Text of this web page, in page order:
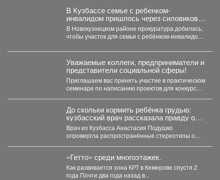
В Кузбассе семье с ребенком-
инвалидом пришлось через силовиков
просить воду в дом
В Новокузнецком районе прокуратура добилась,
чтобы участок для семьи с ребёнком-инвалидом
Уважаемые коллеги, предприниматели и
представители социальной сферы!
Приглашаем вас принять участие в практическом
семинаре по написанию проектов для конкурсов
До скольки кормить ребёнка грудью:
кузбасский врач рассказала правду о
лактации
Врач из Кузбасса Анастасия Подушко
опровергла распространённые стереотипы о
«Гетто» среди многоэтажек.
Как развивается зона КРТ в Кемерове спустя 2
года Почти два года назад в...